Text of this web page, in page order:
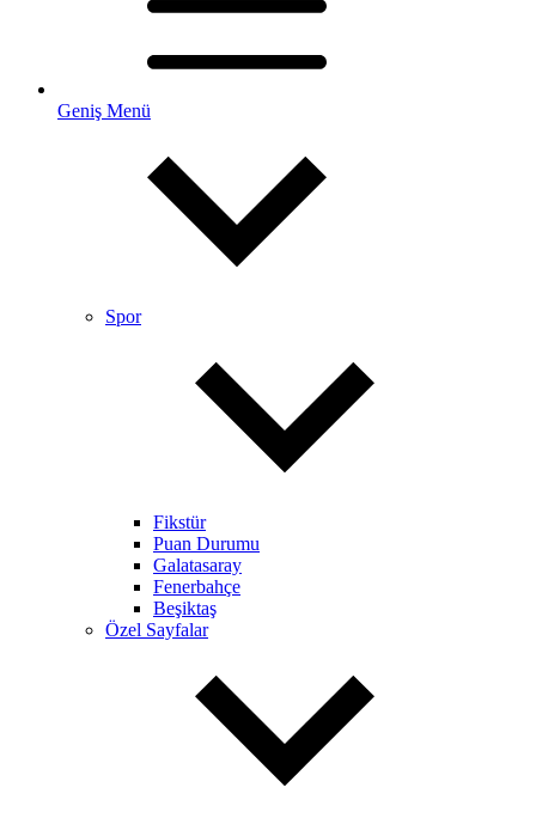
Geniş Menü
Spor
Fikstür
Puan Durumu
Galatasaray
Fenerbahçe
Beşiktaş
Özel Sayfalar